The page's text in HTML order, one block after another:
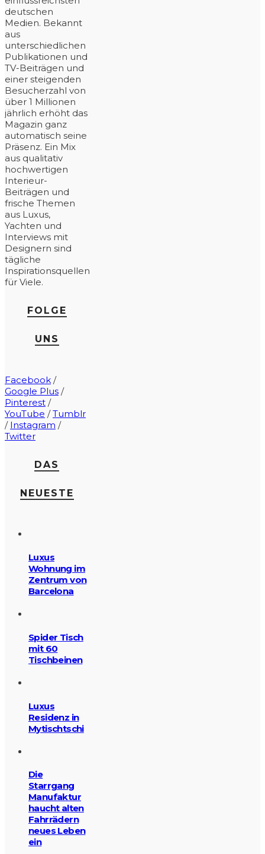
deutschen
Medien. Bekannt
aus
unterschiedlichen
Publikationen und
TV-Beiträgen und
einer steigenden
Besucherzahl von
über 1 Millionen
jährlich erhöht das
Magazin ganz
automatisch seine
Präsenz. Ein Mix
aus qualitativ
hochwertigen
Interieur-
Beiträgen und
frische Themen
aus Luxus,
Yachten und
Interviews mit
Designern sind
tägliche
Inspirationsquellen
für Viele.
FOLGE
UNS
Facebook /
Google Plus /
Pinterest /
YouTube /Tumblr
/ Instagram /
Twitter
DAS
NEUESTE
Luxus
Wohnung im
Zentrum von
Barcelona
Spider Tisch
mit 60
Tischbeinen
Luxus
Residenz in
Mytischtschi
Die
Starrgang
Manufaktur
haucht alten
Fahrrädern
neues Leben
ein